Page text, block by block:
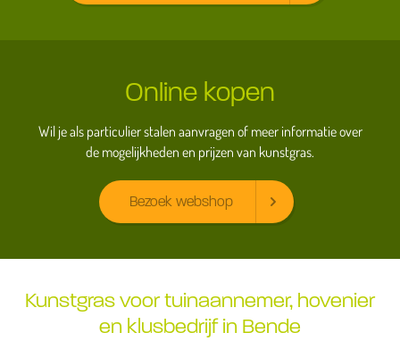
Online kopen
Wil je als particulier stalen aanvragen of meer informatie over
de mogelijkheden en prijzen van kunstgras.
Bezoek webshop
Kunstgras voor tuinaannemer, hovenier
en klusbedrijf in Bende